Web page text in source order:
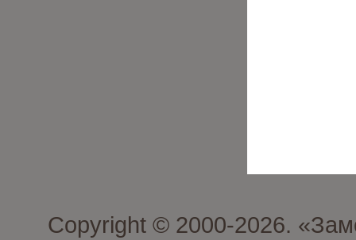
Copyright © 2000-2026.